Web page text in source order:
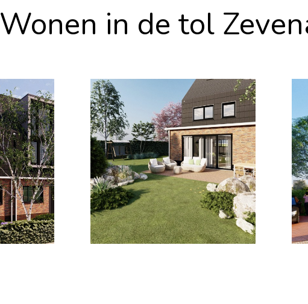
Wonen in de tol